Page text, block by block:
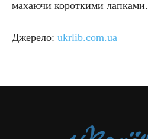
махаючи короткими лапками.
Джерело: ukrlib.com.ua